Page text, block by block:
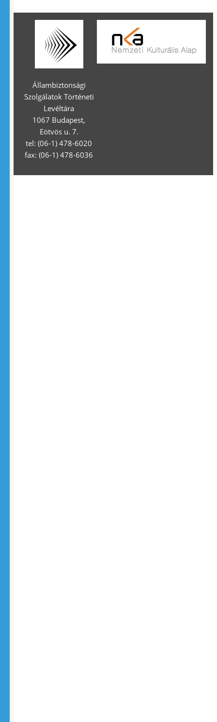
Állambiztonsági
Szolgálatok Történeti
Levéltára
1067 Budapest,
Eötvös u. 7.
tel: (06-1) 478-6020
fax: (06-1) 478-6036